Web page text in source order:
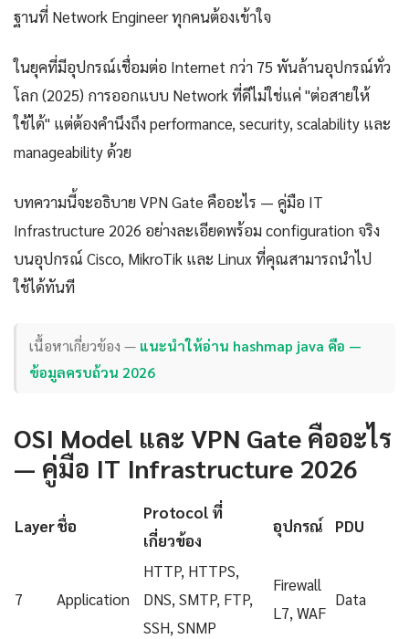
ฐานที่ Network Engineer ทุกคนต้องเข้าใจ
ในยุคที่มีอุปกรณ์เชื่อมต่อ Internet กว่า 75 พันล้านอุปกรณ์ทั่ว
โลก (2025) การออกแบบ Network ที่ดีไม่ใช่แค่ "ต่อสายให้
ใช้ได้" แต่ต้องคำนึงถึง performance, security, scalability และ
manageability ด้วย
บทความนี้จะอธิบาย VPN Gate คืออะไร — คู่มือ IT
Infrastructure 2026 อย่างละเอียดพร้อม configuration จริง
บนอุปกรณ์ Cisco, MikroTik และ Linux ที่คุณสามารถนำไป
ใช้ได้ทันที
เนื้อหาเกี่ยวข้อง — แนะนำให้อ่าน hashmap java คือ —
ข้อมูลครบถ้วน 2026
OSI Model และ VPN Gate คืออะไร
— คู่มือ IT Infrastructure 2026
Layerชื่อ
Protocol ที่
เกี่ยวข้อง
อุปกรณ์ PDU
7 Application
HTTP, HTTPS,
DNS, SMTP, FTP,
SSH, SNMP
Firewall
L7, WAF
Data